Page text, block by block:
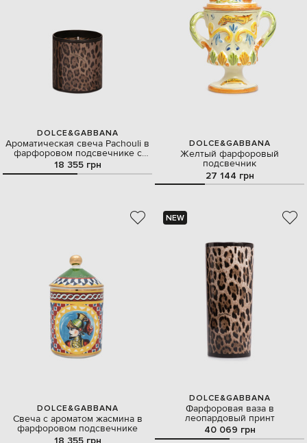
DOLCE&GABBANA
Ароматическая свеча Pachouli в
фарфоровом подсвечнике с
леопардовым принтом
18 355 грн
DOLCE&GABBANA
Желтый фарфоровый
подсвечник
27 144 грн
DOLCE&GABBANA
Свеча с ароматом жасмина в
фарфоровом подсвечнике
18 355 грн
NEW
DOLCE&GABBANA
Фарфоровая ваза в
леопардовый принт
40 069 грн